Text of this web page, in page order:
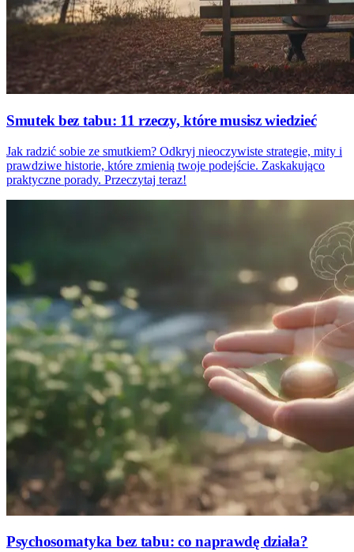
Smutek bez tabu: 11 rzeczy, które musisz wiedzieć
Jak radzić sobie ze smutkiem? Odkryj nieoczywiste strategie, mity i
prawdziwe historie, które zmienią twoje podejście. Zaskakująco
praktyczne porady. Przeczytaj teraz!
Psychosomatyka bez tabu: co naprawdę działa?